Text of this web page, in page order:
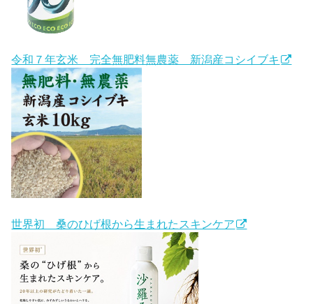
令和７年玄米 完全無肥料無農薬 新潟産コシイブキ
世界初 桑のひげ根から生まれたスキンケア